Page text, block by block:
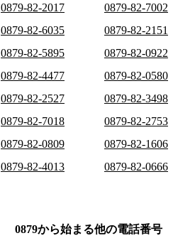
0879-82-2017
0879-82-7002
0879-82-6035
0879-82-2151
0879-82-5895
0879-82-0922
0879-82-4477
0879-82-0580
0879-82-2527
0879-82-3498
0879-82-7018
0879-82-2753
0879-82-0809
0879-82-1606
0879-82-4013
0879-82-0666
0879から始まる他の電話番号